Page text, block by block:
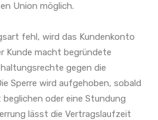
Union möglich.
fehl, wird das Kundenkonto
Kunde macht begründete
gegen die
Sperre wird aufgehoben, sobald
oder eine Stundung
lässt die Vertragslaufzeit